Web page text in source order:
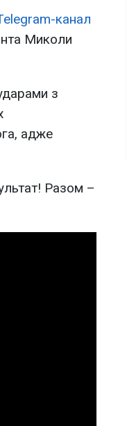
канал
Миколи
з
адже
Разом –